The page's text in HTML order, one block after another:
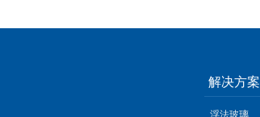
浮法玻璃
解决方案